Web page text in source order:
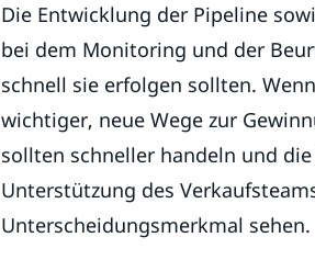
Die Entwicklung der Pipeline
bei dem Monitoring und der
schnell sie erfolgen sollten.
wichtiger, neue Wege zur
sollten schneller handeln und
Unterstützung des
Unterscheidungsmerkmal sehen.